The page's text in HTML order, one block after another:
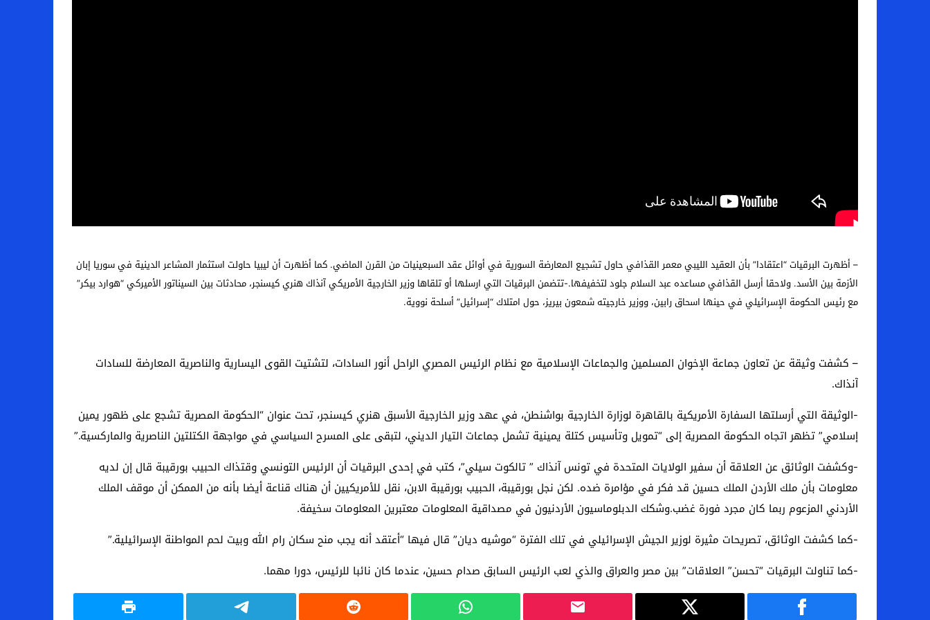
– أظهرت البرقيات “اعتقادا” بأن العقيد الليبي معمر القذافي حاول تشجيع المعارضة السورية في أوائل عقد السبعينيات من القرن الماضي. كما أظهرت أن ليبيا حاولت استثمار المشاعر الدينية في سوريا إبان
الأزمة بين الأسد. ولاحقا أرسل القذافي مساعده عبد السلام جلود لتخفيفها.-تتضمن البرقيات التي ارسلها أو تلقاها وزير الخارجية الأمريكي آنذاك هنري كيسنجر، محادثات بين السيناتور الأميركي “هوارد بيكر”
مع رئيس الحكومة الإسرائيلي في حينها اسحاق رابين، ووزير خارجيته شمعون بيريز، حول امتلاك “إسرائيل” أسلحة نووية.
– كشفت وثيقة عن تعاون جماعة الإخوان المسلمين والجماعات الإسلامية مع نظام الرئيس المصري الراحل أنور السادات، لتشتيت القوى اليسارية والناصرية المعارضة للسادات
آنذاك.
-الوثيقة التي أرسلتها السفارة الأمريكية بالقاهرة لوزارة الخارجية بواشنطن، في عهد وزير الخارجية الأسبق هنري كيسنجر، تحت عنوان “الحكومة المصرية تشجع على ظهور يمين
إسلامي” تظهر اتجاه الحكومة المصرية إلى “تمويل وتأسيس كتلة يمينية تشمل جماعات التيار الديني، لتبقى على المسرح السياسي في مواجهة الكتلتين الناصرية والماركسية.”
-وكشفت الوثائق عن العلاقة أن سفير الولايات المتحدة في تونس آنذاك ” تالكوت سيلي”، كتب في إحدى البرقيات أن الرئيس التونسي وقتذاك الحبيب بورقيبة قال إن لديه
معلومات بأن ملك الأردن الملك حسين قد فكر في مؤامرة ضده. لكن نجل بورقيبة، الحبيب بورقيبة الابن، نقل للأمريكيين أن هناك قناعة أيضا بأنه من الممكن أن موقف الملك
الأردني المزعوم ربما كان مجرد فورة غضب.وشكك الدبلوماسيون الأردنيون في مصداقية المعلومات معتبرين المعلومات سخيفة.
-كما كشفت الوثائق، تصريحات مثيرة لوزير الجيش الإسرائيلي في تلك الفترة “موشيه ديان” قال فيها “أعتقد أنه يجب منح سكان رام الله وبيت لحم المواطنة الإسرائيلية.”
-كما تناولت البرقيات “تحسن” العلاقات” بين مصر والعراق والذي لعب الرئيس السابق صدام حسين، عندما كان نائبا للرئيس، دورا مهما.